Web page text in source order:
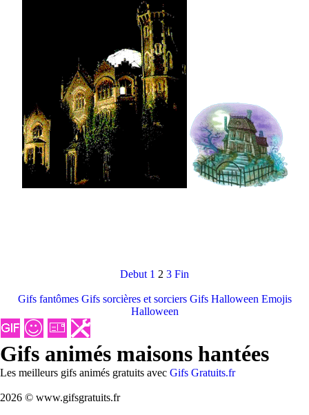
Debut 1 2 3 Fin
Gifs fantômes Gifs sorcières et sorciers Gifs Halloween Emojis
Halloween
Gifs animés maisons hantées
Les meilleurs gifs animés gratuits avec Gifs Gratuits.fr
2026 © www.gifsgratuits.fr